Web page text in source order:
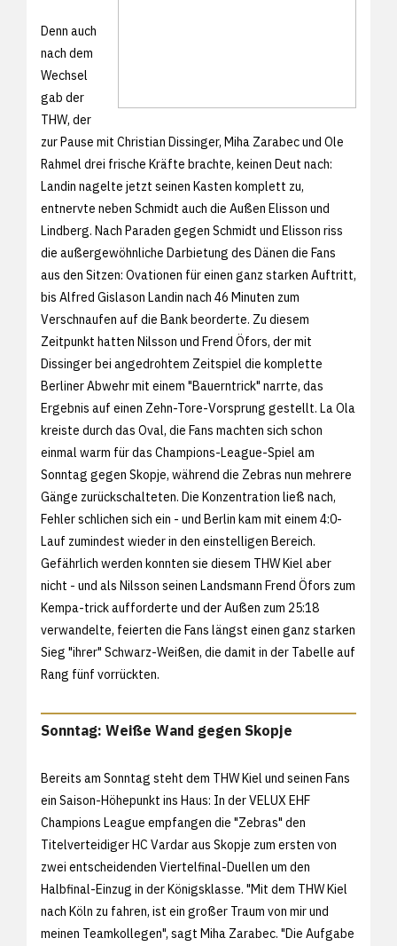
Denn auch
nach dem
Wechsel
gab der
THW, der
zur Pause mit Christian Dissinger, Miha Zarabec und Ole
Rahmel drei frische Kräfte brachte, keinen Deut nach:
Landin nagelte jetzt seinen Kasten komplett zu,
entnervte neben Schmidt auch die Außen Elisson und
Lindberg. Nach Paraden gegen Schmidt und Elisson riss
die außergewöhnliche Darbietung des Dänen die Fans
aus den Sitzen: Ovationen für einen ganz starken Auftritt,
bis Alfred Gislason Landin nach 46 Minuten zum
Verschnaufen auf die Bank beorderte. Zu diesem
Zeitpunkt hatten Nilsson und Frend Öfors, der mit
Dissinger bei angedrohtem Zeitspiel die komplette
Berliner Abwehr mit einem "Bauerntrick" narrte, das
Ergebnis auf einen Zehn-Tore-Vorsprung gestellt. La Ola
kreiste durch das Oval, die Fans machten sich schon
einmal warm für das Champions-League-Spiel am
Sonntag gegen Skopje, während die Zebras nun mehrere
Gänge zurückschalteten. Die Konzentration ließ nach,
Fehler schlichen sich ein - und Berlin kam mit einem 4:0-
Lauf zumindest wieder in den einstelligen Bereich.
Gefährlich werden konnten sie diesem THW Kiel aber
nicht - und als Nilsson seinen Landsmann Frend Öfors zum
Kempa-trick aufforderte und der Außen zum 25:18
verwandelte, feierten die Fans längst einen ganz starken
Sieg "ihrer" Schwarz-Weißen, die damit in der Tabelle auf
Rang fünf vorrückten.
Sonntag: Weiße Wand gegen Skopje
Bereits am Sonntag steht dem THW Kiel und seinen Fans
ein Saison-Höhepunkt ins Haus: In der VELUX EHF
Champions League empfangen die "Zebras" den
Titelverteidiger HC Vardar aus Skopje zum ersten von
zwei entscheidenden Viertelfinal-Duellen um den
Halbfinal-Einzug in der Königsklasse. "Mit dem THW Kiel
nach Köln zu fahren, ist ein großer Traum von mir und
meinen Teamkollegen", sagt Miha Zarabec. "Die Aufgabe